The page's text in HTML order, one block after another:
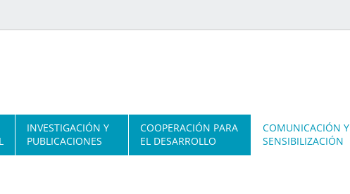
INVESTIGACIÓN Y
PUBLICACIONES
COOPERACIÓN PARA
EL DESARROLLO
COMUNICACIÓN Y
SENSIBILIZACIÓN